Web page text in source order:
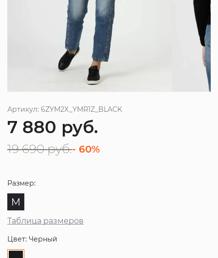
Артикул: 6ZYM2X_YMR1Z_BLACK
7 880 руб.
19 690 руб.- 60%
Размер:
M
Таблица размеров
Цвет: Черный